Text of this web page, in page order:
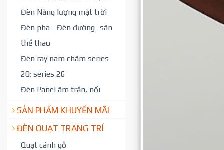
Đèn Năng lượng mặt trời
Đèn pha - Đèn đường- sân
thể thao
Đèn ray nam châm series
20; series 26
Đèn Panel âm trần, nổi
SẢN PHẨM KHUYẾN MÃI
ĐÈN QUẠT TRANG TRÍ
Quạt cánh gỗ